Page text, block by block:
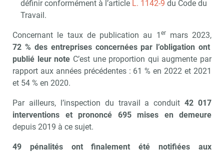
définir conformément à l’article L. 1142-9 du Code du
Travail.
Concernant le taux de publication au 1 ermars 2023,
72 % des entreprises concernées par l’obligation ont
publié leur note C’est une proportion qui augmente par
rapport aux années précédentes : 61 % en 2022 et 2021
et 54 % en 2020.
Par ailleurs, l’inspection du travail a conduit 42 017
interventions et prononcé 695 mises en demeure
depuis 2019 à ce sujet.
49 pénalités ont finalement été notifiées aux
Recevoir CSE Matin Abonnez-